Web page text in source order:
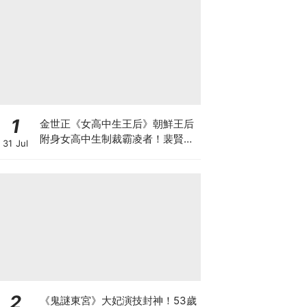
1
31 Jul
金世正《女高中生王后》朝鮮王后
附身女高中生制裁霸凌者！裴賢聖.
《鬼謎東宮》大妃演技封神！53歲